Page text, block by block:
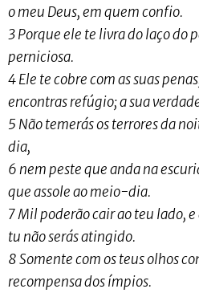
o meu Deus, em quem confio.
3 Porque ele te livra do laço do
perniciosa.
4 Ele te cobre com as suas
encontras refúgio; a sua
5 Não temerás os terrores da
dia,
6 nem peste que anda na
que assole ao meio-dia.
7 Mil poderão cair ao teu lado,
tu não serás atingido.
8 Somente com os teus olhos
recompensa dos ímpios.